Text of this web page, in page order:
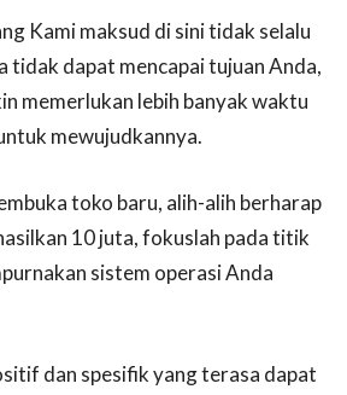
Kami maksud di sini tidak selalu
tidak dapat mencapai tujuan Anda,
memerlukan lebih banyak waktu
mewujudkannya.
toko baru, alih-alih berharap
10 juta, fokuslah pada titik
sistem operasi Anda
dan spesifik yang terasa dapat